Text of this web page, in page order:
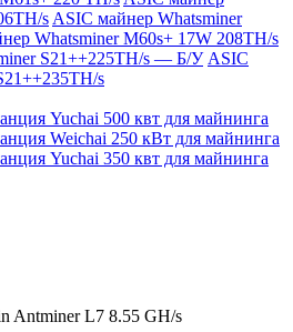
s ASIC майнер Whatsminer
Whatsminer M60s+ 17W 208TH/s
S21++225TH/s — Б/У ASIC
s
Yuchai 500 квт для майнинга
Weichai 250 кВт для майнинга
Yuchai 350 квт для майнинга
Antminer L7 8.55 GH/s